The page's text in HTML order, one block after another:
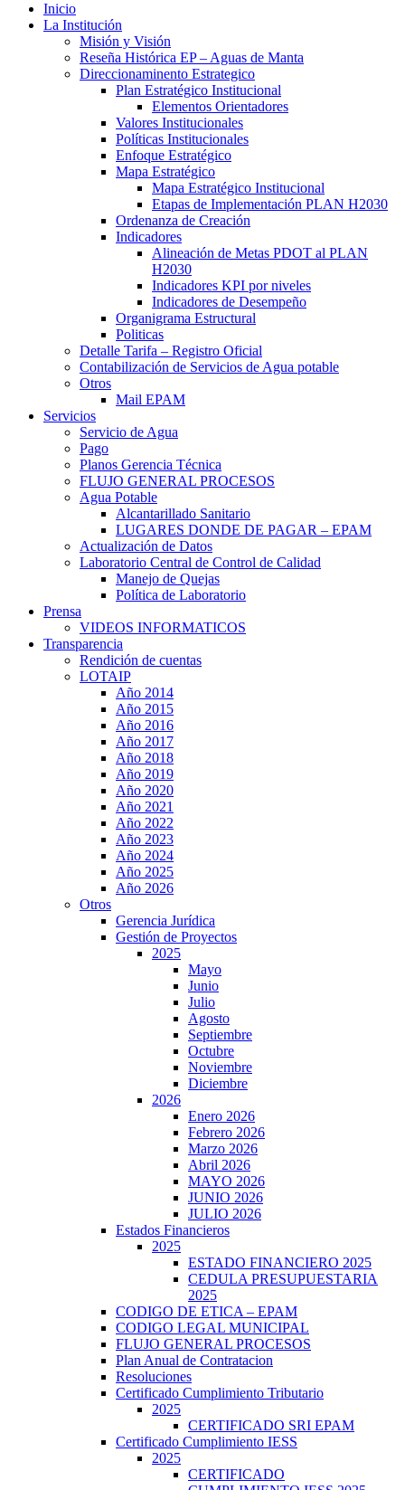
Inicio
La Institución
Misión y Visión
Reseña Histórica EP – Aguas de Manta
Direccionaminento Estrategico
Plan Estratégico Institucional
Elementos Orientadores
Valores Institucionales
Políticas Institucionales
Enfoque Estratégico
Mapa Estratégico
Mapa Estratégico Institucional
Etapas de Implementación PLAN H2030
Ordenanza de Creación
Indicadores
Alineación de Metas PDOT al PLAN
H2030
Indicadores KPI por niveles
Indicadores de Desempeño
Organigrama Estructural
Politicas
Detalle Tarifa – Registro Oficial
Contabilización de Servicios de Agua potable
Otros
Mail EPAM
Servicios
Servicio de Agua
Pago
Planos Gerencia Técnica
FLUJO GENERAL PROCESOS
Agua Potable
Alcantarillado Sanitario
LUGARES DONDE DE PAGAR – EPAM
Actualización de Datos
Laboratorio Central de Control de Calidad
Manejo de Quejas
Política de Laboratorio
Prensa
VIDEOS INFORMATICOS
Transparencia
Rendición de cuentas
LOTAIP
Año 2014
Año 2015
Año 2016
Año 2017
Año 2018
Año 2019
Año 2020
Año 2021
Año 2022
Año 2023
Año 2024
Año 2025
Año 2026
Otros
Gerencia Jurídica
Gestión de Proyectos
2025
Mayo
Junio
Julio
Agosto
Septiembre
Octubre
Noviembre
Diciembre
2026
Enero 2026
Febrero 2026
Marzo 2026
Abril 2026
MAYO 2026
JUNIO 2026
JULIO 2026
Estados Financieros
2025
ESTADO FINANCIERO 2025
CEDULA PRESUPUESTARIA
2025
CODIGO DE ETICA – EPAM
CODIGO LEGAL MUNICIPAL
FLUJO GENERAL PROCESOS
Plan Anual de Contratacion
Resoluciones
Certificado Cumplimiento Tributario
2025
CERTIFICADO SRI EPAM
Certificado Cumplimiento IESS
2025
CERTIFICADO